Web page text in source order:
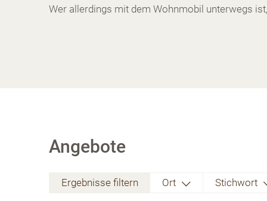
Wer allerdings mit dem Wohnmobil unterwegs
Angebote
Ergebnisse filtern Ort Stichwort